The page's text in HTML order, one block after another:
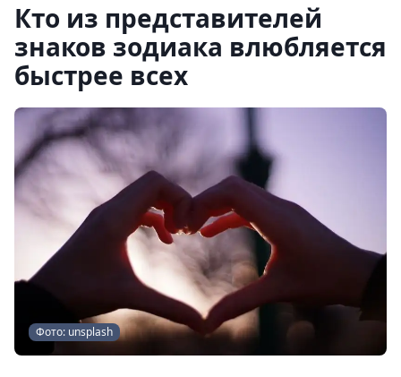
Кто из представителей
знаков зодиака влюбляется
быстрее всех
Фото: unsplash